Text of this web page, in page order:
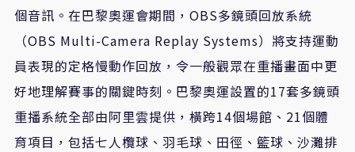
個音訊。在巴黎奧運會期間，OBS多鏡頭回放系統
（OBS Multi-Camera Replay Systems）將支持運動
員表現的定格慢動作回放，令一般觀眾在重播畫面中更
好地理解賽事的關鍵時刻。巴黎奧運設置的17套多鏡頭
重播系統全部由阿里雲提供，橫跨14個場館、21個體
育項目，包括七人欖球、羽毛球、田徑、籃球、沙灘排